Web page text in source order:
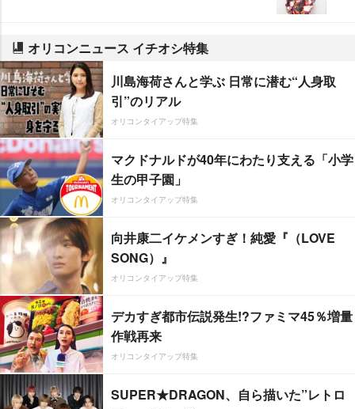
オリコンニュース イチオシ特集
川島海荷さんと学ぶ 日常に潜む“人身取
引”のリアル
オリコンタイアップ特集
マクドナルドが40年にわたり支える「小学
生の甲子園」
オリコンタイアップ特集
向井康二イケメンすぎ！純愛『（LOVE
SONG）』
オリコンタイアップ特集
デカすぎ都市伝説発生!?ファミマ45％増量
作戦再来
オリコンタイアップ特集
SUPER★DRAGON、自ら描いた”レトロ